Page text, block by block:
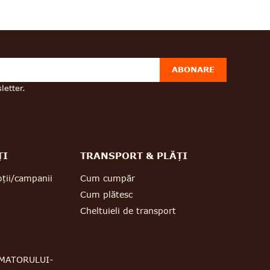
ABONARE
campanii
TRANSPORT & PLĂȚI
Cum cumpăr
Cum plătesc
Cheltuieli de transport